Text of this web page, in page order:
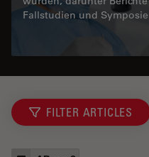
Fallstudien und
FILTER ARTICLES